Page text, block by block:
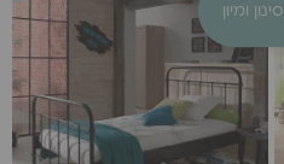
סינון ומיון